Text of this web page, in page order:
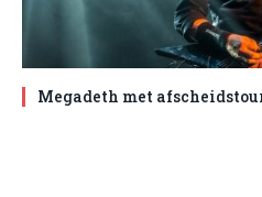
Megadeth met